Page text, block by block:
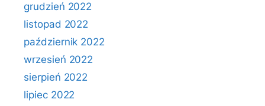
grudzień 2022
listopad 2022
październik 2022
wrzesień 2022
sierpień 2022
lipiec 2022